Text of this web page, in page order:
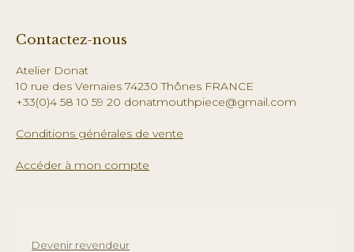
Contactez-nous
Atelier Donat
10 rue des Vernaies 74230 Thônes FRANCE
+33(0)4 58 10 59 20 donatmouthpiece@gmail.com
Conditions générales de vente
Accéder à mon compte
Devenir revendeur